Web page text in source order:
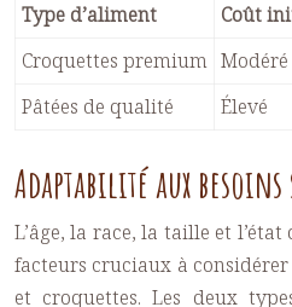
Type d’aliment Coût
Croquettes premium Modéré
Pâtées de qualité
Élevé
Adaptabilité aux besoins
L’âge, la race, la taille et
facteurs cruciaux à
et croquettes. Les deux